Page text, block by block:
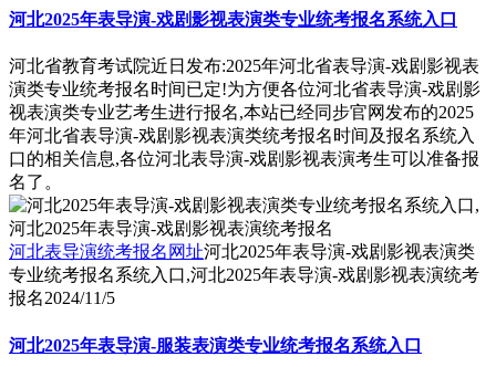
河北2025年表导演-戏剧影视表演类专业统考报名系统入口
河北省教育考试院近日发布:2025年河北省表导演-戏剧影视表
演类专业统考报名时间已定!为方便各位河北省表导演-戏剧影
视表演类专业艺考生进行报名,本站已经同步官网发布的2025
年河北省表导演-戏剧影视表演类统考报名时间及报名系统入
口的相关信息,各位河北表导演-戏剧影视表演考生可以准备报
名了。
河北表导演统考报名网址河北2025年表导演-戏剧影视表演类
专业统考报名系统入口,河北2025年表导演-戏剧影视表演统考
报名2024/11/5
河北2025年表导演-服装表演类专业统考报名系统入口